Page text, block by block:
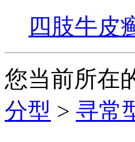
四肢牛皮
您当前所在
分型 > 寻常